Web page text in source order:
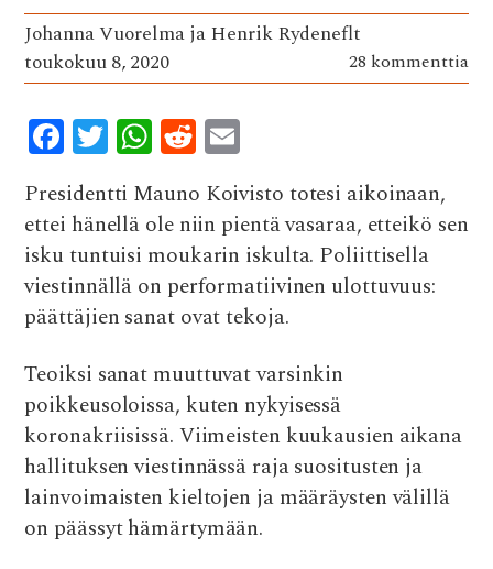
Johanna Vuorelma ja Henrik Rydeneflt
toukokuu 8, 2020
28 kommenttia
F
ac
e
b
o
o
T
w
it
te
r
W
h
at
s
A
p
R
e
d
di
t
m
ai
l
Presidentti Mauno Koivisto totesi aikoinaan,
ettei hänellä ole niin pientä vasaraa, etteikö sen
isku tuntuisi moukarin iskulta. Poliittisella
viestinnällä on performatiivinen ulottuvuus:
päättäjien sanat ovat tekoja.
Teoiksi sanat muuttuvat varsinkin
poikkeusoloissa, kuten nykyisessä
koronakriisissä. Viimeisten kuukausien aikana
hallituksen viestinnässä raja suositusten ja
lainvoimaisten kieltojen ja määräysten välillä
on päässyt hämärtymään.